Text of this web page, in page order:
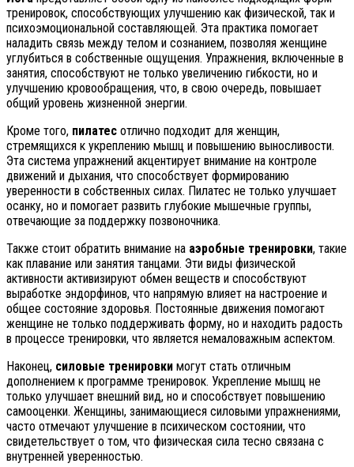
тренировок, способствующих улучшению как физической, так и
психоэмоциональной составляющей. Эта практика помогает
наладить связь между телом и сознанием, позволяя женщине
углубиться в собственные ощущения. Упражнения, включенные в
занятия, способствуют не только увеличению гибкости, но и
улучшению кровообращения, что, в свою очередь, повышает
общий уровень жизненной энергии.
Кроме того, пилатес отлично подходит для женщин,
стремящихся к укреплению мышц и повышению выносливости.
Эта система упражнений акцентирует внимание на контроле
движений и дыхания, что способствует формированию
уверенности в собственных силах. Пилатес не только улучшает
осанку, но и помогает развить глубокие мышечные группы,
отвечающие за поддержку позвоночника.
Также стоит обратить внимание на аэробные тренировки, такие
как плавание или занятия танцами. Эти виды физической
активности активизируют обмен веществ и способствуют
выработке эндорфинов, что напрямую влияет на настроение и
общее состояние здоровья. Постоянные движения помогают
женщине не только поддерживать форму, но и находить радость
в процессе тренировки, что является немаловажным аспектом.
Наконец, силовые тренировки могут стать отличным
дополнением к программе тренировок. Укрепление мышц не
только улучшает внешний вид, но и способствует повышению
самооценки. Женщины, занимающиеся силовыми упражнениями,
часто отмечают улучшение в психическом состоянии, что
свидетельствует о том, что физическая сила тесно связана с
внутренней уверенностью.